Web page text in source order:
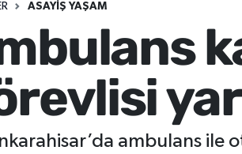
ASAYIŞ YAŞAM
ambulans ile